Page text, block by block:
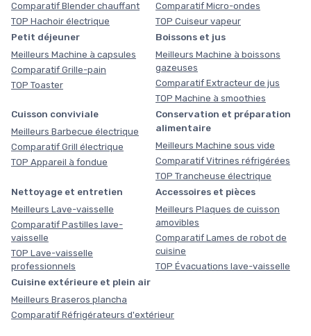
Comparatif Blender chauffant
TOP Hachoir électrique
Comparatif Micro-ondes
TOP Cuiseur vapeur
Petit déjeuner
Meilleurs Machine à capsules
Comparatif Grille-pain
TOP Toaster
Boissons et jus
Meilleurs Machine à boissons
gazeuses
Comparatif Extracteur de jus
TOP Machine à smoothies
Cuisson conviviale
Meilleurs Barbecue électrique
Comparatif Grill électrique
TOP Appareil à fondue
Conservation et préparation
alimentaire
Meilleurs Machine sous vide
Comparatif Vitrines réfrigérées
TOP Trancheuse électrique
Nettoyage et entretien
Meilleurs Lave-vaisselle
Comparatif Pastilles lave-
vaisselle
TOP Lave-vaisselle
professionnels
Accessoires et pièces
Meilleurs Plaques de cuisson
amovibles
Comparatif Lames de robot de
cuisine
TOP Évacuations lave-vaisselle
Cuisine extérieure et plein air
Meilleurs Braseros plancha
Comparatif Réfrigérateurs d'extérieur